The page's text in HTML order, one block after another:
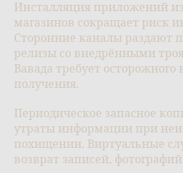
Инсталляция приложений
магазинов сокращает риск
Сторонние каналы раздают
релизы со внедрёнными
Вавада требует осторожного
получения.
Периодическое запасное
утраты информации при
похищении. Виртуальные
возврат записей,